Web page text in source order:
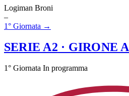
Logiman Broni
–
1° Giornata →
SERIE A2 · GIRONE A
1° Giornata In programma